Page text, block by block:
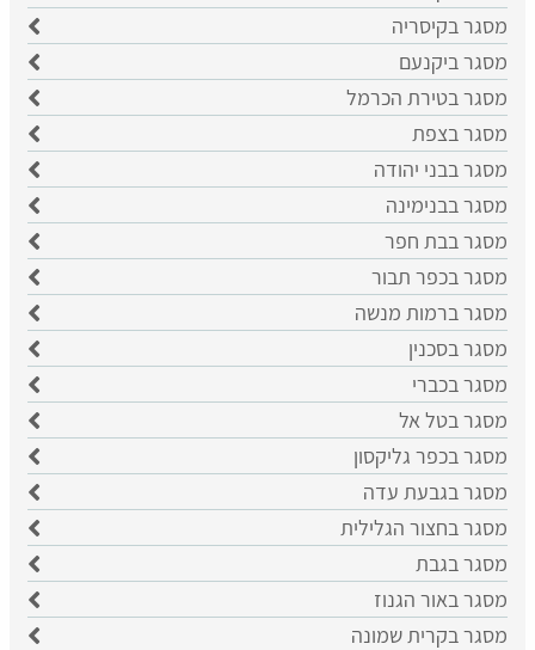
מסגר בקיסריה
מסגר ביקנעם
מסגר בטירת הכרמל
מסגר בצפת
מסגר בבני יהודה
מסגר בבנימינה
מסגר בבת חפר
מסגר בכפר תבור
מסגר ברמות מנשה
מסגר בסכנין
מסגר בכברי
מסגר בטל אל
מסגר בכפר גליקסון
מסגר בגבעת עדה
מסגר בחצור הגלילית
מסגר בגבת
מסגר באור הגנוז
מסגר בקרית שמונה